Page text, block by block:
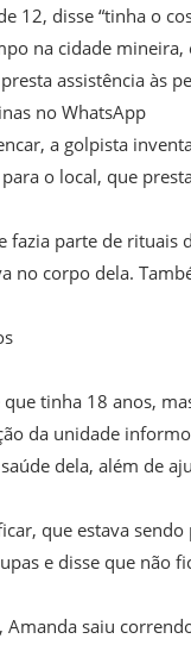
12, disse “tinha o
na cidade
assistência às
no WhatsApp
a golpista
o local, que
fazia parte de
no corpo dela.
tinha 18 anos,
da unidade
dela, além de
que estava
e disse que não
saiu